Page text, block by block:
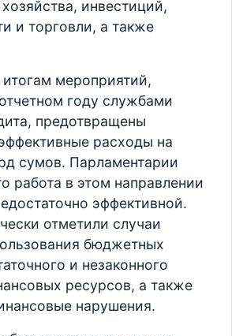
инвестиций,
и торговли, а также
мероприятий,
году службами
предотвращены
расходы на
сумов. Парламентарии
работа в этом направлении
эффективной.
отметили случаи
бюджетных
и незаконного
ресурсов, а также
нарушения.